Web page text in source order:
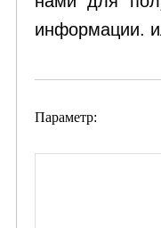
информации.
Параметр: